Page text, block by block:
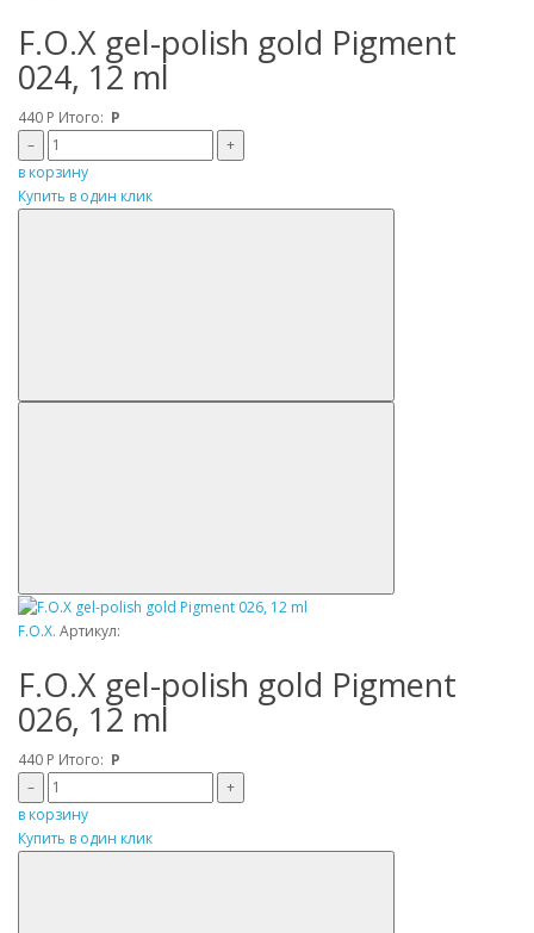
F.O.X gel-polish gold Pigment
024, 12 ml
440 Р Итого: Р
–
+
в корзину
Купить в один клик
F.O.X. Артикул:
F.O.X gel-polish gold Pigment
026, 12 ml
440 Р Итого: Р
–
+
в корзину
Купить в один клик